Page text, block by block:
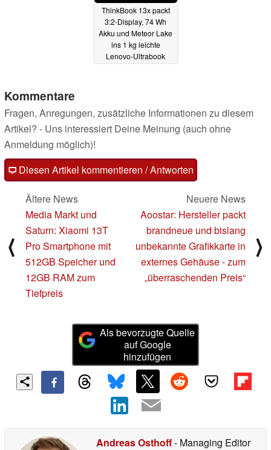
ThinkBook 13x packt
3:2-Display, 74 Wh
Akku und Meteor Lake
ins 1 kg leichte
Lenovo-Ultrabook
Kommentare
Fragen, Anregungen, zusätzliche Informationen zu diesem
Artikel? - Uns interessiert Deine Meinung (auch ohne
Anmeldung möglich)!
Diesen Artikel kommentieren / Antworten
⟨
Ältere News
Media Markt und
Saturn: Xiaomi 13T
Pro Smartphone mit
512GB Speicher und
12GB RAM zum
Tiefpreis
Neuere News
Aoostar: Hersteller packt
brandneue und bislang
unbekannte Grafikkarte in
externes Gehäuse - zum
„überraschenden Preis“
⟩
Als bevorzugte Quelle
auf Google
hinzufügen
Andreas Osthoff- Managing Editor